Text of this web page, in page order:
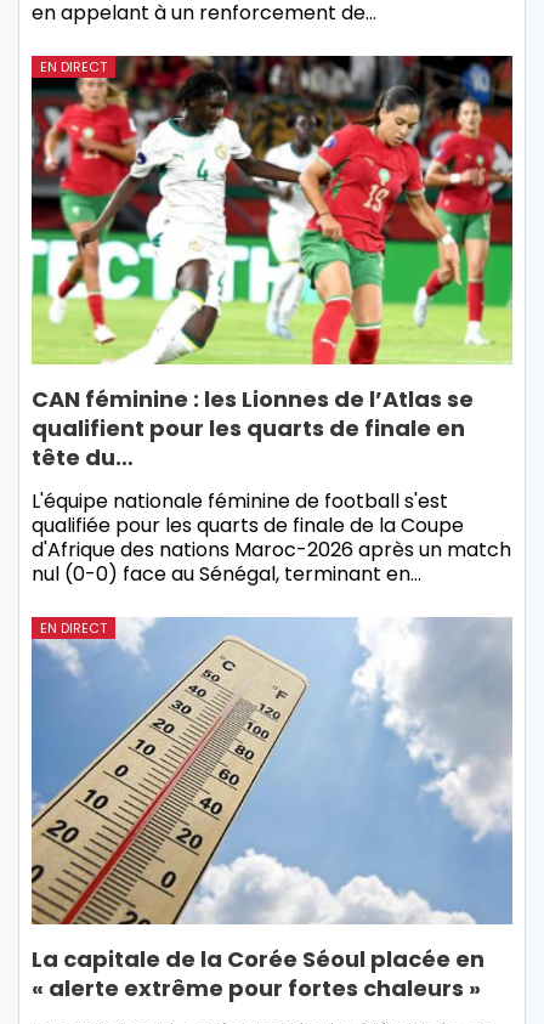
en appelant à un renforcement de…
EN DIRECT
CAN féminine : les Lionnes de l’Atlas se
qualifient pour les quarts de finale en
tête du…
L'équipe nationale féminine de football s'est
qualifiée pour les quarts de finale de la Coupe
d'Afrique des nations Maroc-2026 après un match
nul (0-0) face au Sénégal, terminant en…
EN DIRECT
La capitale de la Corée Séoul placée en
« alerte extrême pour fortes chaleurs »